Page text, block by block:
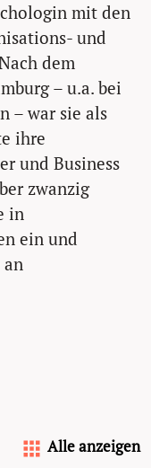
mit den
und
dem
– u.a. bei
– war sie als
ihre
und Business
zwanzig
in
ein und
Alle anzeigen